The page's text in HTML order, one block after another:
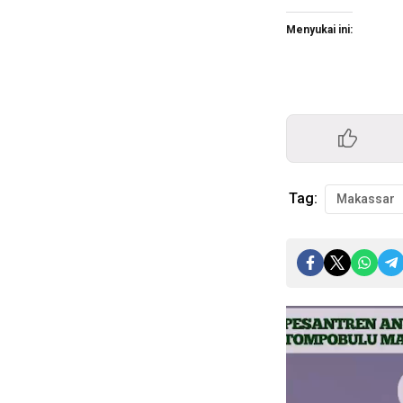
Menyukai ini:
Tag: Makassar
Pemutar
Video